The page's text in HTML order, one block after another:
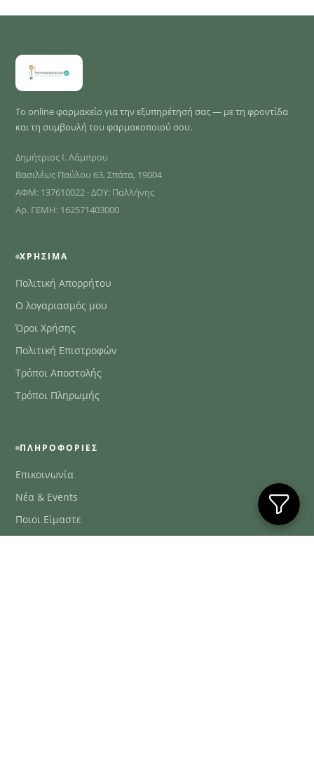
Το online φαρμακείο για την εξυπηρέτησή σας — με τη φροντίδα
και τη συμβουλή του φαρμακοποιού σου.
Δημήτριος Ι. Λάμπρου
Βασιλέως Παύλου 63, Σπάτα, 19004
ΑΦΜ: 137610022 · ΔΟΥ: Παλλήνης
Αρ. ΓΕΜΗ: 162571403000
ΧΡΉΣΙΜΑ
Πολιτική Απορρήτου
Ο λογαριασμός μου
Όροι Χρήσης
Πολιτική Επιστροφών
Τρόποι Αποστολής
Τρόποι Πληρωμής
ΠΛΗΡΟΦΟΡΊΕΣ
Επικοινωνία
Νέα & Events
Ποιοι Είμαστε